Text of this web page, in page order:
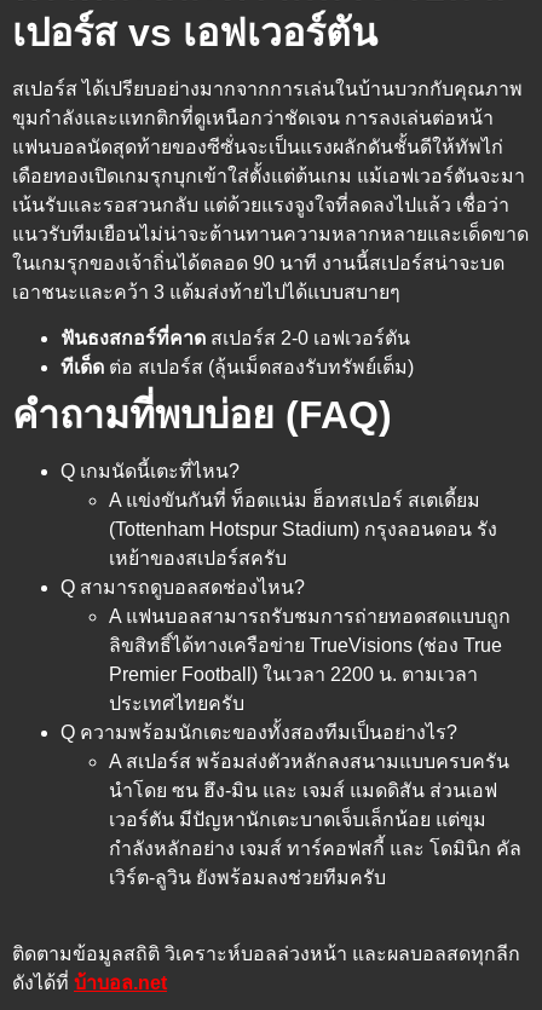
เปอร์ส vs เอฟเวอร์ตัน
สเปอร์ส ได้เปรียบอย่างมากจากการเล่นในบ้านบวกกับคุณภาพ
ขุมกำลังและแทกติกที่ดูเหนือกว่าชัดเจน การลงเล่นต่อหน้า
แฟนบอลนัดสุดท้ายของซีซั่นจะเป็นแรงผลักดันชั้นดีให้ทัพไก่
เดือยทองเปิดเกมรุกบุกเข้าใส่ตั้งแต่ต้นเกม แม้เอฟเวอร์ตันจะมา
เน้นรับและรอสวนกลับ แต่ด้วยแรงจูงใจที่ลดลงไปแล้ว เชื่อว่า
แนวรับทีมเยือนไม่น่าจะต้านทานความหลากหลายและเด็ดขาด
ในเกมรุกของเจ้าถิ่นได้ตลอด 90 นาที งานนี้สเปอร์สน่าจะบด
เอาชนะและคว้า 3 แต้มส่งท้ายไปได้แบบสบายๆ
ฟันธงสกอร์ที่คาด สเปอร์ส 2-0 เอฟเวอร์ตัน
ทีเด็ด ต่อ สเปอร์ส (ลุ้นเม็ดสองรับทรัพย์เต็ม)
คำถามที่พบบ่อย (FAQ)
Q เกมนัดนี้เตะที่ไหน?
A แข่งขันกันที่ ท็อตแน่ม ฮ็อทสเปอร์ สเตเดี้ยม
(Tottenham Hotspur Stadium) กรุงลอนดอน รัง
เหย้าของสเปอร์สครับ
Q สามารถดูบอลสดช่องไหน?
A แฟนบอลสามารถรับชมการถ่ายทอดสดแบบถูก
ลิขสิทธิ์ได้ทางเครือข่าย TrueVisions (ช่อง True
Premier Football) ในเวลา 2200 น. ตามเวลา
ประเทศไทยครับ
Q ความพร้อมนักเตะของทั้งสองทีมเป็นอย่างไร?
A สเปอร์ส พร้อมส่งตัวหลักลงสนามแบบครบครัน
นำโดย ซน ฮึง-มิน และ เจมส์ แมดดิสัน ส่วนเอฟ
เวอร์ตัน มีปัญหานักเตะบาดเจ็บเล็กน้อย แต่ขุม
กำลังหลักอย่าง เจมส์ ทาร์คอฟสกี้ และ โดมินิก คัล
เวิร์ต-ลูวิน ยังพร้อมลงช่วยทีมครับ
ติดตามข้อมูลสถิติ วิเคราะห์บอลล่วงหน้า และผลบอลสดทุกลีก
ดังได้ที่ บ้าบอล.net